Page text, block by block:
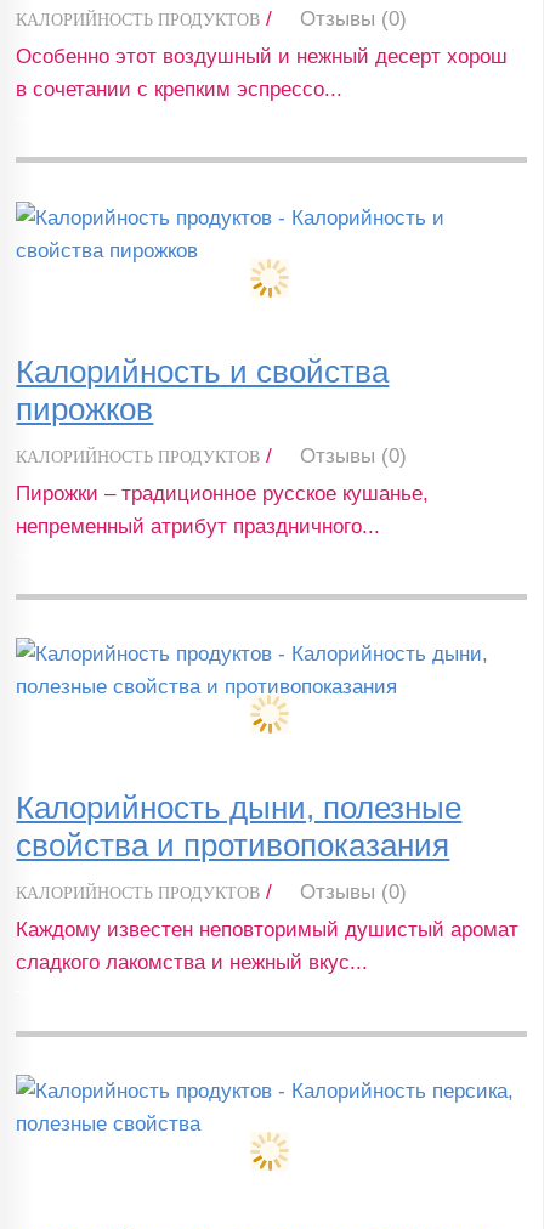
КАЛОРИЙНОСТЬ ПРОДУКТОВ /
Отзывы (0)
Особенно этот воздушный и нежный десерт хорош
в сочетании с крепким эспрессо...
Калорийность и свойства
пирожков
КАЛОРИЙНОСТЬ ПРОДУКТОВ /
Отзывы (0)
Пирожки – традиционное русское кушанье,
непременный атрибут праздничного...
Калорийность дыни, полезные
свойства и противопоказания
КАЛОРИЙНОСТЬ ПРОДУКТОВ /
Отзывы (0)
Каждому известен неповторимый душистый аромат
сладкого лакомства и нежный вкус...